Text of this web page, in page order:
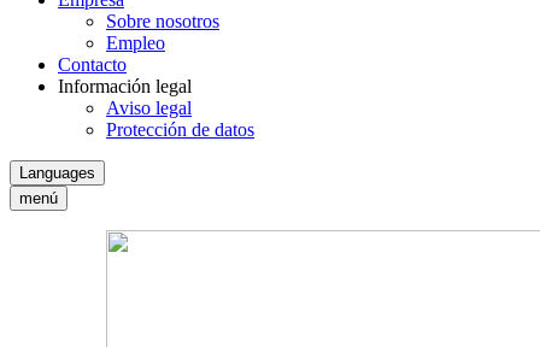
Sobre nosotros
Empleo
Contacto
Información legal
Aviso legal
Protección de datos
Languages
menú